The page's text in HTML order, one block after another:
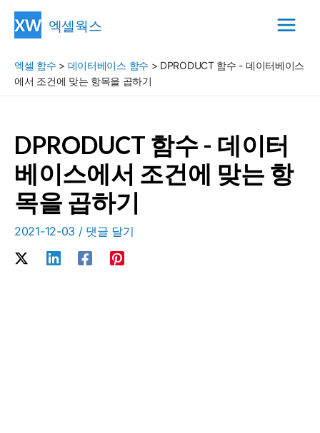
엑셀웍스
Menu
엑셀 함수 > 데이터베이스 함수 > DPRODUCT 함수 - 데이터베이스
에서 조건에 맞는 항목을 곱하기
DPRODUCT 함수 - 데이터
베이스에서 조건에 맞는 항
목을 곱하기
2021-12-03 / 댓글 달기